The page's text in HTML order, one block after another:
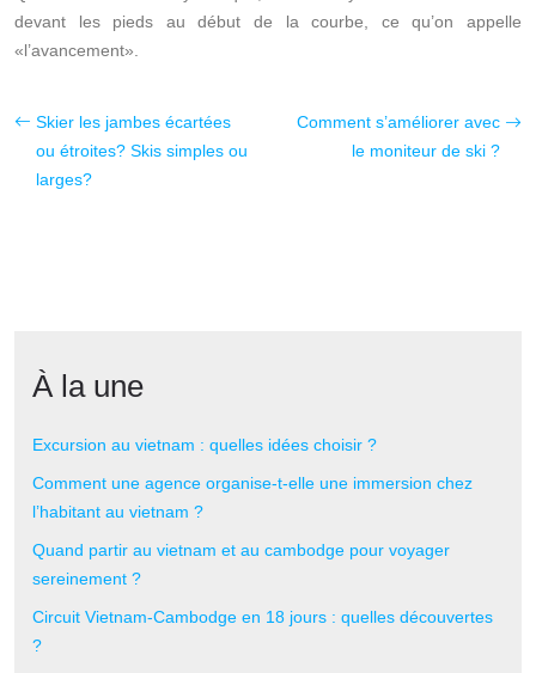
devant les pieds au début de la courbe, ce qu’on appelle
«l’avancement».
Skier les jambes écartées
ou étroites? Skis simples ou
larges?
Comment s’améliorer avec
le moniteur de ski ?
À la une
Excursion au vietnam : quelles idées choisir ?
Comment une agence organise-t-elle une immersion chez
l’habitant au vietnam ?
Quand partir au vietnam et au cambodge pour voyager
sereinement ?
Circuit Vietnam-Cambodge en 18 jours : quelles découvertes
?